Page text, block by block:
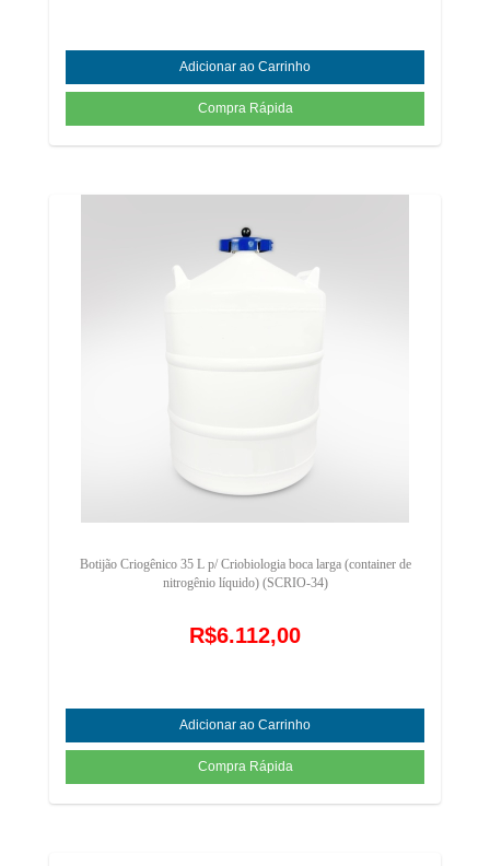
Botijão Criogênico 35 L p/ Criobiologia boca larga (container de
nitrogênio líquido) (SCRIO-34)
R$6.112,00